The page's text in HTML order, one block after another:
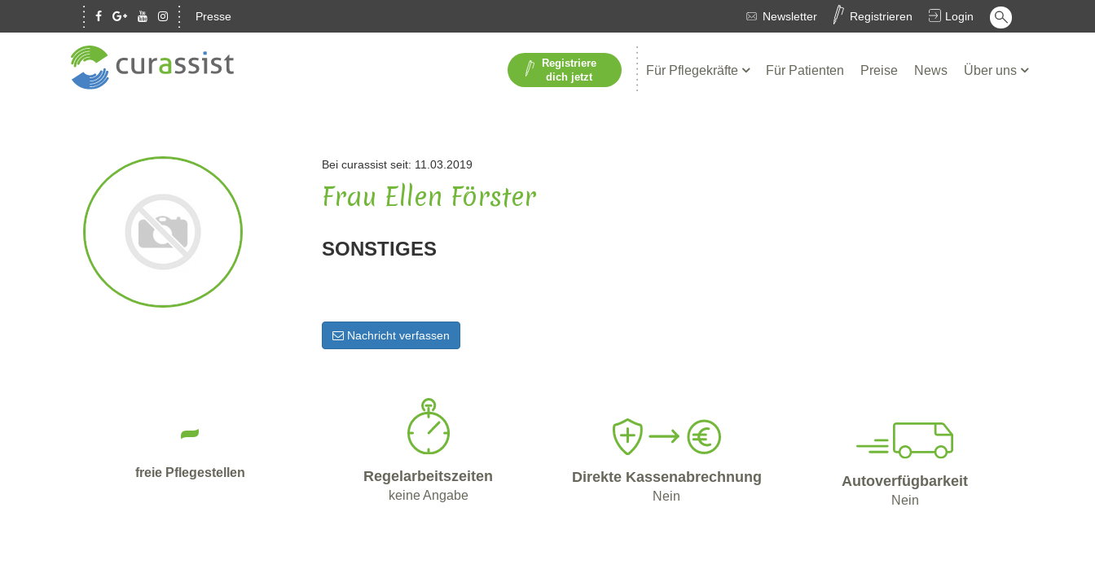
Presse Login
Registrieren
Newsletter
Für Pflegekräfte Für Patienten Preise News Über uns
Registriere
dich jetzt
Bei curassist seit: 11.03.2019
Frau Ellen Förster
SONSTIGES
Nachricht verfassen
-
freie Pflegestellen Regelarbeitszeiten
keine Angabe
Direkte Kassenabrechnung
Nein
Autoverfügbarkeit
Nein